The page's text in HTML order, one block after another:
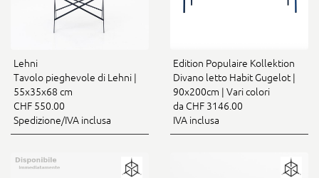
Lehni
Tavolo pieghevole di Lehni |
55x35x68 cm
CHF 550.00
Spedizione/IVA inclusa
Edition Populaire Kollektion
Divano letto Habit Gugelot |
90x200cm | Vari colori
da CHF 3146.00
IVA inclusa